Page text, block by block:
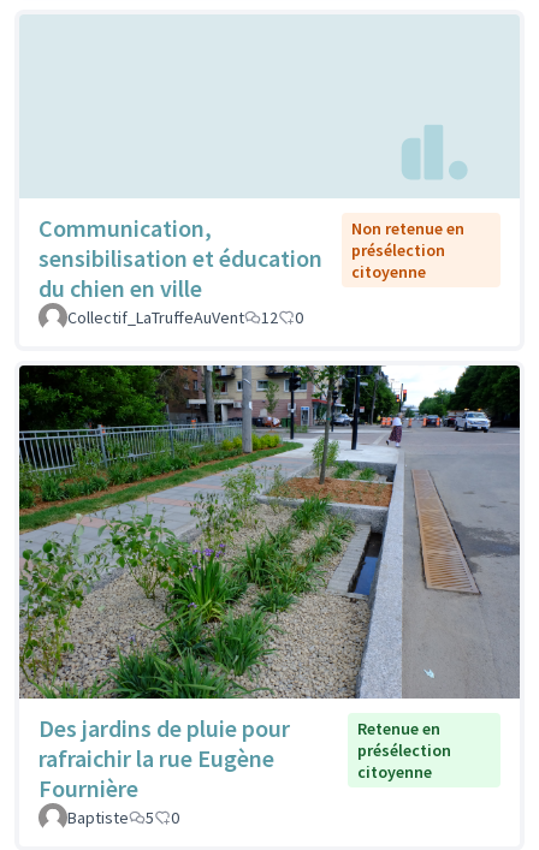
Communication,
sensibilisation et éducation
du chien en ville
Non retenue en
présélection
citoyenne
Collectif_LaTruffeAuVent 12 0
Des jardins de pluie pour
rafraichir la rue Eugène
Fournière
Retenue en
présélection
citoyenne
Baptiste 5 0